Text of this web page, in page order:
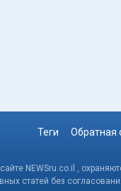
Теги Обратная
NEWSru.co.il ,
статей без